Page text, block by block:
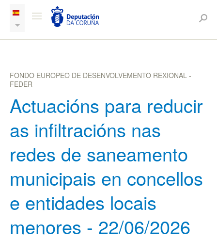
FONDO EUROPEO DE DESENVOLVEMENTO REXIONAL -
FEDER
Actuacións para reducir
as infiltracións nas
redes de saneamento
municipais en concellos
e entidades locais
menores - 22/06/2026